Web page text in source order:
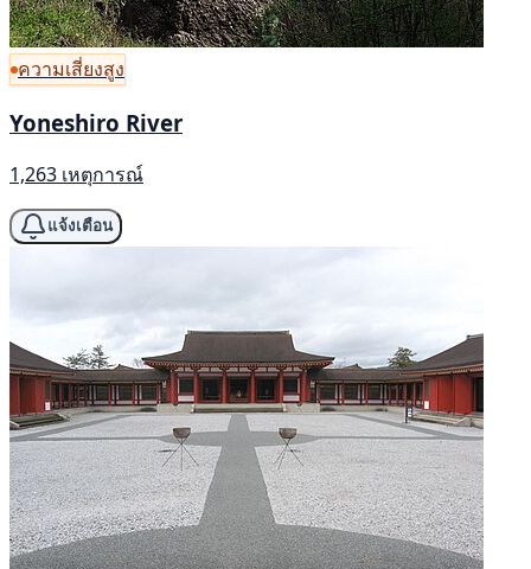
ความเสี่ยงสูง
Yoneshiro River
1,263 เหตุการณ์
แจ้งเตือน